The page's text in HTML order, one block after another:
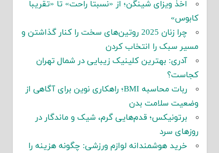
اخذ ویزای شینگن؛ از «نسبتاً راحت» تا «تقریباً
کابوس»
چرا زنان 2025 روتین‌های سخت را کنار گذاشتن و
مسیر سبک را انتخاب کردن
آدری: بهترین کلینیک زیبایی در شمال تهران
کجاست؟
ربات محاسبه BMI؛ راهکاری نوین برای آگاهی از
وضعیت سلامت بدن
برتونیکس؛ قدم‌هایی گرم، شیک و ماندگار در
روزهای سرد
خرید هوشمندانه لوازم ورزشی: چگونه هزینه را